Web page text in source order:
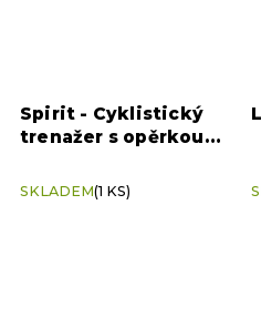
Spirit - Cyklistický
trenažer s opěrkou
grey
SKLADEM(1 KS)